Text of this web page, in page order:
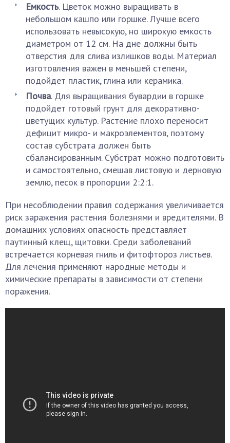
Емкость. Цветок можно выращивать в
небольшом кашпо или горшке. Лучше всего
использовать невысокую, но широкую емкость
диаметром от 12 см. На дне должны быть
отверстия для слива излишков воды. Материал
изготовления важен в меньшей степени,
подойдет пластик, глина или керамика.
Почва. Для выращивания бувардии в горшке
подойдет готовый грунт для декоративно-
цветущих культур. Растение плохо переносит
дефицит микро- и макроэлементов, поэтому
состав субстрата должен быть
сбалансированным. Субстрат можно подготовить
и самостоятельно, смешав листовую и дерновую
землю, песок в пропорции 2:2:1.
При несоблюдении правил содержания увеличивается
риск заражения растения болезнями и вредителями. В
домашних условиях опасность представляет
паутинный клещ, щитовки. Среди заболеваний
встречается корневая гниль и фитофтороз листьев.
Для лечения применяют народные методы и
химические препараты в зависимости от степени
поражения.